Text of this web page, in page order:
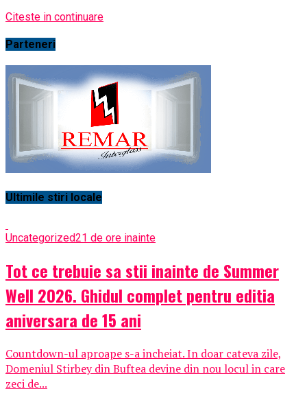
Citeste in continuare
Parteneri
Ultimile stiri locale
Uncategorized21 de ore inainte
Tot ce trebuie sa stii inainte de Summer
Well 2026. Ghidul complet pentru editia
aniversara de 15 ani
Countdown-ul aproape s-a incheiat. In doar cateva zile,
Domeniul Stirbey din Buftea devine din nou locul in care
zeci de...